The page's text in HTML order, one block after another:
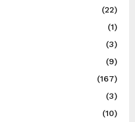
(22)
(1)
(3)
(9)
(167)
(3)
(10)